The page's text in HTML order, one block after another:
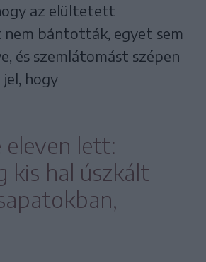
az elültetett
bántották, egyet sem
és szemlátomást szépen
jel, hogy
eleven lett:
kis hal úszkált